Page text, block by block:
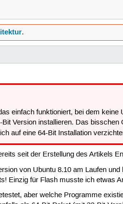
.
einfach funktioniert, bei dem
Version installieren. Das
auf eine 64-Bit Installation
seit der Erstellung des Artikels
von Ubuntu 8.10 am Laufen
Einzig für Flash musste ich etwas
aber welche Programme